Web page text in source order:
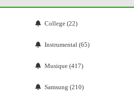
College (22)
Instrumental (65)
Musique (417)
Samsung (210)